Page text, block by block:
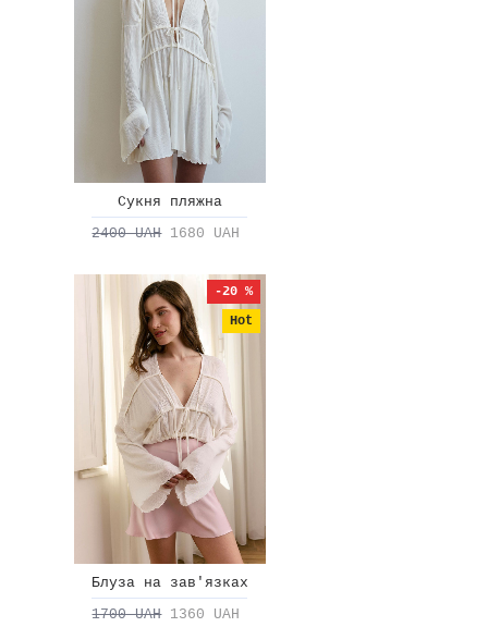
Сукня пляжна
2400 UAH 1680 UAH
Hot
-20 %
Блуза на зав'язках
1700 UAH 1360 UAH